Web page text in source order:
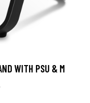
WITH PSU & M